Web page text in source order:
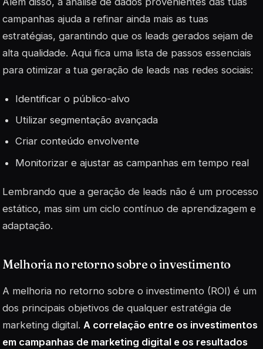
campanhas ajuda a refinar ainda mais as tuas
estratégias, garantindo que os leads gerados sejam de
alta qualidade. Aqui fica uma lista de passos essenciais
para otimizar a tua geração de leads nas redes sociais:
Identificar o público-alvo
Utilizar segmentação avançada
Criar conteúdo envolvente
Monitorizar e ajustar as campanhas em tempo real
Lembrando que a geração de leads não é um processo
estático, mas sim um ciclo contínuo de aprendizagem e
adaptação.
Melhoria no retorno sobre o investimento
A melhoria no retorno sobre o investimento (ROI) é um
dos principais objetivos de qualquer estratégia de
marketing digital. A correlação entre os investimentos
em campanhas de marketing digital e os resultados